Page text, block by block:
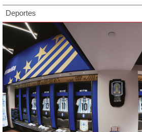
Deportes